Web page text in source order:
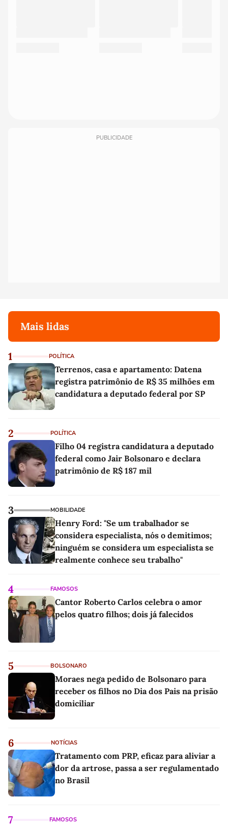
PUBLICIDADE
Mais lidas
1 POLÍTICA
Terrenos, casa e apartamento: Datena
registra patrimônio de R$ 35 milhões em
candidatura a deputado federal por SP
2 POLÍTICA
Filho 04 registra candidatura a deputado
federal como Jair Bolsonaro e declara
patrimônio de R$ 187 mil
3 MOBILIDADE
Henry Ford: "Se um trabalhador se
considera especialista, nós o demitimos;
ninguém se considera um especialista se
realmente conhece seu trabalho"
4 FAMOSOS
Cantor Roberto Carlos celebra o amor
pelos quatro filhos; dois já falecidos
5 BOLSONARO
Moraes nega pedido de Bolsonaro para
receber os filhos no Dia dos Pais na prisão
domiciliar
6 NOTÍCIAS
Tratamento com PRP, eficaz para aliviar a
dor da artrose, passa a ser regulamentado
no Brasil
7 FAMOSOS